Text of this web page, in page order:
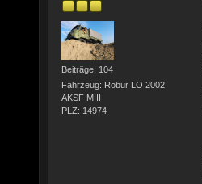
Beiträge: 104
Fahrzeug: Robur LO 2002
AKSF MIII
PLZ: 14974